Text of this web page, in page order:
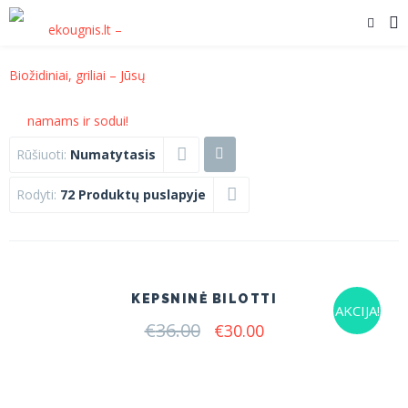
Rūšiuoti: Numatytasis
Rodyti: 72 Produktų puslapyje
AKCIJA!
KEPSNINĖ BILOTTI
€36.00 Original
€30.00Current